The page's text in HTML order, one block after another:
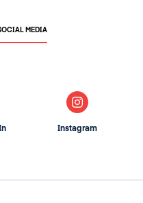
MEDIA
Instagram